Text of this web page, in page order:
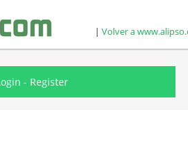
| Volver a
- Register